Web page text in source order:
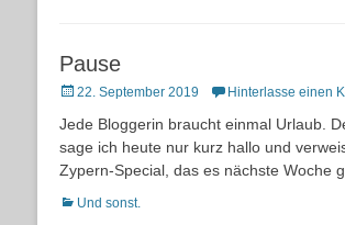
Pause
Posted
22. September 2019 Hinterlasse einen
Jede Bloggerin braucht einmal Urlaub.
sage ich heute nur kurz hallo und
Zypern-Special, das es nächste Woche
Kategorien
Und sonst.